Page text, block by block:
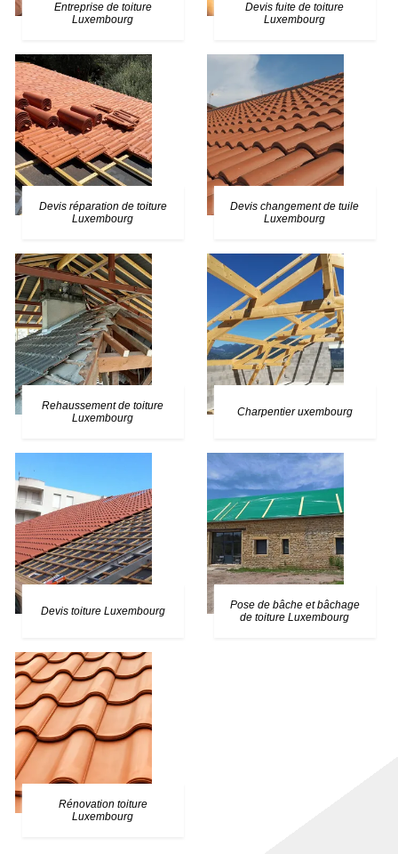
Entreprise de toiture
Luxembourg
Devis fuite de toiture
Luxembourg
Devis réparation de toiture
Luxembourg
Devis changement de tuile
Luxembourg
Rehaussement de toiture
Luxembourg
Charpentier uxembourg
Devis toiture Luxembourg
Pose de bâche et bâchage
de toiture Luxembourg
Rénovation toiture
Luxembourg